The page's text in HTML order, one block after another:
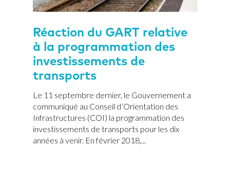
Réaction du GART relative
à la programmation des
investissements de
transports
Le 11 septembre dernier, le Gouvernement a
communiqué au Conseil d’Orientation des
Infrastructures (COI) la programmation des
investissements de transports pour les dix
années à venir. En février 2018,...